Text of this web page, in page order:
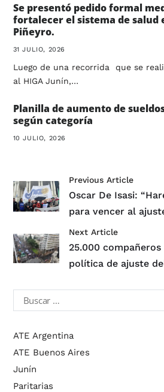
Se presentó pedido formal
fortalecer el sistema de salud
Piñeyro.
31 JULIO, 2026
Luego de una recorrida que se
al HIGA Junín,…
Planilla de aumento de
según categoría
10 JULIO, 2026
Previous Article
Oscar De Isasi:
para vencer al
Next Article
25.000
política de ajuste
ATE Argentina
ATE Buenos Aires
Junín
Paritarias